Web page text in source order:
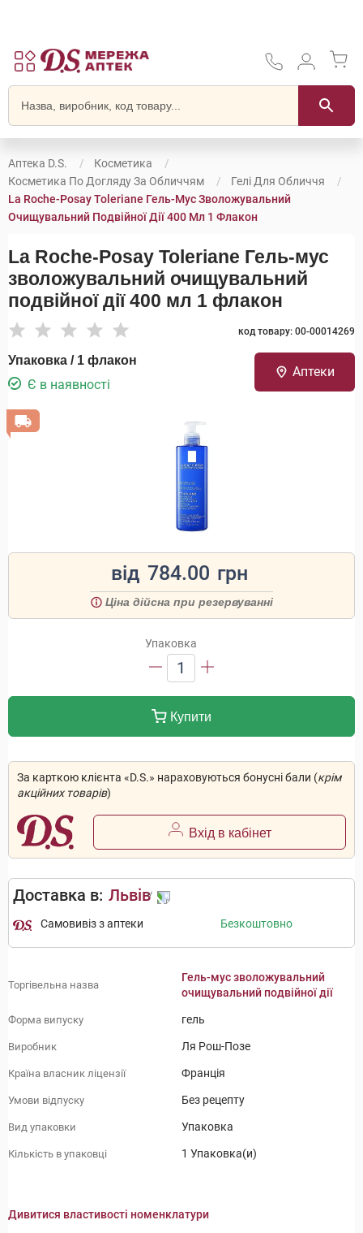
Аптека D.S.
Косметика
Косметика По Догляду За Обличчям
Гелі Для Обличчя
La Roche-Posay Toleriane Гель-Мус Зволожувальний
Очищувальний Подвійної Дії 400 Мл 1 Флакон
La Roche-Posay Toleriane Гель-мус
зволожувальний очищувальний
подвійної дії 400 мл 1 флакон
код товару: 00-00014269
Упаковка / 1 флакон
Є в наявності
Аптеки
від 784.00 грн
Ціна дійсна при резервуванні
Упаковка
1
Купити
За карткою клієнта «D.S.» нараховуються бонусні бали (крім
акційних товарів)
Вхід в кабінет
Доставка в: Львів
Самовивіз з аптеки Безкоштовно
Торгівельна назва
Гель-мус зволожувальний
очищувальний подвійної дії
Форма випуску гель
Виробник Ля Рош-Позе
Країна власник ліцензії Франція
Умови відпуску Без рецепту
Вид упаковки Упаковка
Кількість в упаковці 1 Упаковка(и)
Дивитися властивості номенклатури